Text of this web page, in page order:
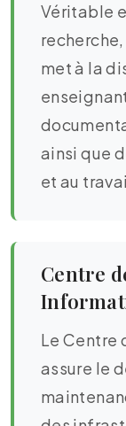
Véritable
met à la
ainsi que
et au
Centre
Le Centre
assure le